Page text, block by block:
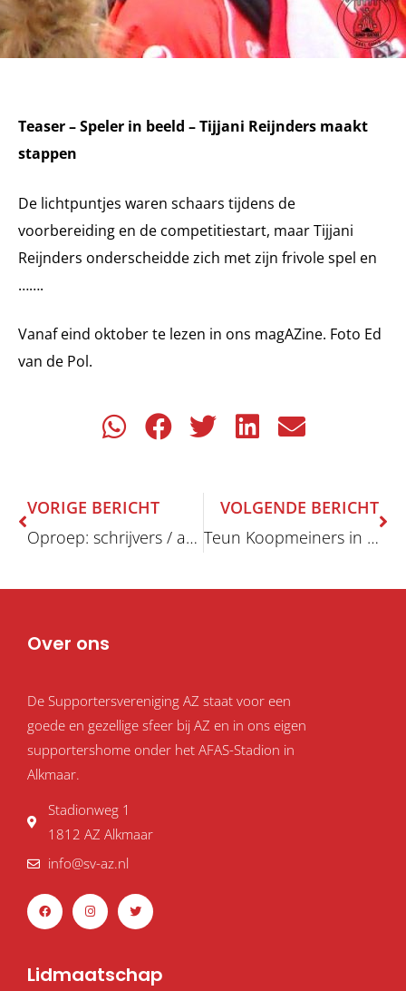
Teaser – Speler in beeld –Tijjani Reijnders maakt
stappen
De lichtpuntjes waren schaars tijdens de
voorbereiding en de competitiestart, maar Tijjani
Reijnders onderscheidde zich met zijn frivole spel en
…….
Vanaf eind oktober te lezen in ons magAZine. Foto Ed
van de Pol.
VORIGE BERICHT
Oproep: schrijvers / auteur gezocht
VOLGENDE BERICHT
Teun Koopmeiners in Kiev
Over ons
De Supportersvereniging AZ staat voor een
goede en gezellige sfeer bij AZ en in ons eigen
supportershome onder het AFAS-Stadion in
Alkmaar.
Stadionweg 1
1812 AZ Alkmaar
info@sv-az.nl
F
a
c
e
o
k
I
n
t
r
a
T
w
t
r
Lidmaatschap